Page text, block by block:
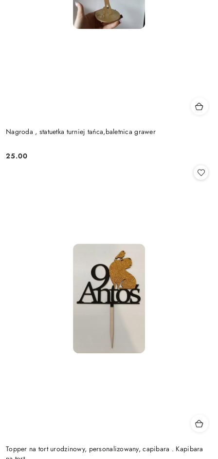
Nagroda , statuetka turniej tańca,baletnica grawer
Cena:
25.00
Topper na tort urodzinowy, personalizowany, capibara . Kapibara